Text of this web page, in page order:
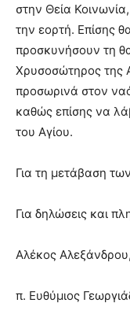
στην Θεία
την εορτή. Επίσης
προσκυνήσουν τη
Χρυσοσώτηρος της
προσωρινά στον
καθώς επίσης να
του Αγίου.
Για τη μετάβαση
Για δηλώσεις και
Αλέκος
π. Ευθύμιος